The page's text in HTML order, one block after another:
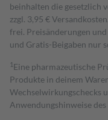
beinhalten die gesetzlich
zzgl. 3,95 €
frei. Preisänderungen
und Gratis-Beigaben nur
1 Eine pharmazeutische
Produkte in deinem
Wechselwirkungschecks
Anwendungshinweise